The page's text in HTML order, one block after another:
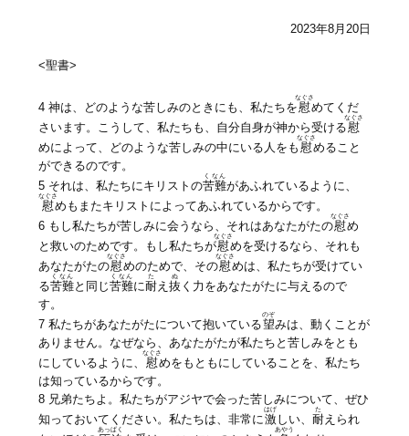
2023年8月20日
<聖書>
4 神は、どのような苦しみのときにも、私たちを慰
なぐさ
めてくだ
さいます。こうして、私たちも、自分自身が神から受ける慰
なぐさ
めによって、どのような苦しみの中にいる人をも 慰
なぐさ
めること
ができるのです。
5 それは、私たちにキリストの苦難
くなん
があふれているように、
慰
なぐさ
めもまたキリストによってあふれているからです。
6 もし私たちが苦しみに会うなら、それはあなたがたの慰
なぐさ
め
と救いのためです。もし私たちが慰
なぐさ
めを受けるなら、それも
あなたがたの慰
なぐさ
めのためで、その慰
なぐさ
めは、私たちが受けてい
る苦難
くなん
と同じ苦難
くなん
に耐
た
え抜
ぬ
く力をあなたがたに与えるので
す。
7 私たちがあなたがたについて抱いている望
のぞ
みは、動くことが
ありません。なぜなら、あなたがたが私たちと苦しみをとも
にしているように、 慰
なぐさ
めをもともにしていることを、私たち
は知っているからです。
8 兄弟たちよ。私たちがアジヤで会った苦しみについて、ぜひ
知っておいてください。私たちは、非常に激
はげ
しい、耐
た
えられ
あっぱく あやう